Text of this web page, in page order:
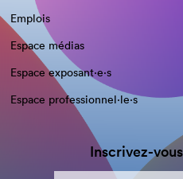
Emplois
Espace médias
Espace exposant·e⋅s
Espace professionnel·le⋅s
Inscrivez-